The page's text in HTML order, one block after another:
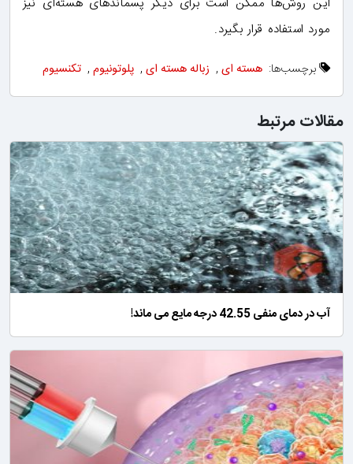
مورد استفاده قرار بگیرد.
برچسب‌ها: هسته ای , زباله هسته ای , پلوتونیوم , تکنسیوم
مقالات مرتبط
آب در دمای منفی 42.55 درجه مایع می ماند!